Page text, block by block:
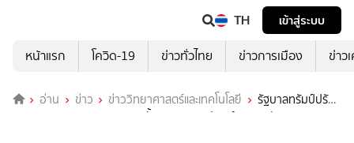
TH
เข้าสู่ระบบ
หน้าแรก
โควิด-19 ข่าวทั่วไทย ข่าวการเมือง ข่าว
อ่าน ข่าว ข่าววิทยาศาสตร์และเทคโนโลยี
รัฐบาลทรัมป์ปรับ
ลดงบ NASA ลง 24% กระทบทั้งภารกิจดวงจันทร์และดาวอังคาร